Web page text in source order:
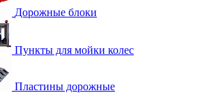
Дорожные блоки
Пункты для мойки колес
Пластины дорожные